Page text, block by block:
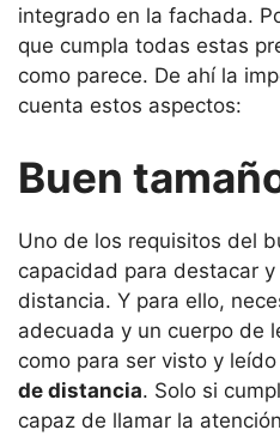
integrado en la fachada.
que cumpla todas estas
como parece. De ahí la
cuenta estos aspectos:
Buen
Uno de los requisitos del
capacidad para destacar
distancia. Y para ello,
adecuada y un cuerpo de
como para ser visto y
de distancia. Solo si
capaz de llamar la